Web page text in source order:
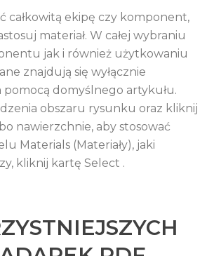
całkowitą ekipę czy komponent,
materiał. W całej wybraniu
jak i również użytkowaniu
znajdują się wyłącznie
pomocą domyślnego artykułu.
obszaru rysunku oraz kliknij
nawierzchnie, aby stosować
Materials (Materiały), jaki
kliknij kartę Select .